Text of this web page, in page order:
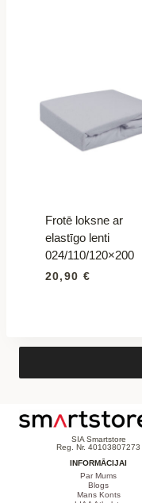
Frotē loksne ar
elastīgo lenti
024/110/120×200
20,90 €
SIA Smartstore
Reg. Nr. 40103807273
INFORMĀCIJAI
Par Mums
Blogs
Mans Konts